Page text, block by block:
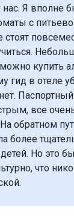
нас. Я вполне
с
стоят
купить
гид в отеле
все
обратном
более
Но это
что